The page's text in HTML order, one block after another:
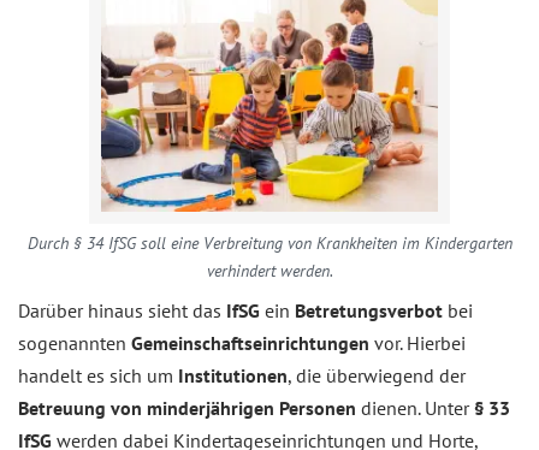
Durch § 34 IfSG soll eine Verbreitung von Krankheiten im Kindergarten
verhindert werden.
Darüber hinaus sieht das IfSG ein Betretungsverbot bei
sogenannten Gemeinschaftseinrichtungen vor. Hierbei
handelt es sich um Institutionen, die überwiegend der
Betreuung von minderjährigen Personen dienen. Unter§ 33
IfSG werden dabei Kindertageseinrichtungen und Horte,